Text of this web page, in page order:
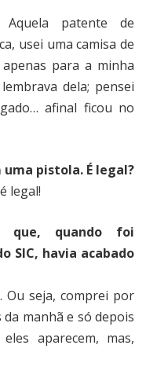
patente de
usei uma camisa de
para a minha
dela; pensei
afinal ficou no
pistola. É legal?
legal!
quando foi
SIC, havia acabado
Ou seja, comprei por
manhã e só depois
aparecem, mas,